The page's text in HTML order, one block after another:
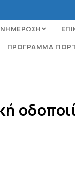
ΠΡΟΓΡΑΜΜΑ